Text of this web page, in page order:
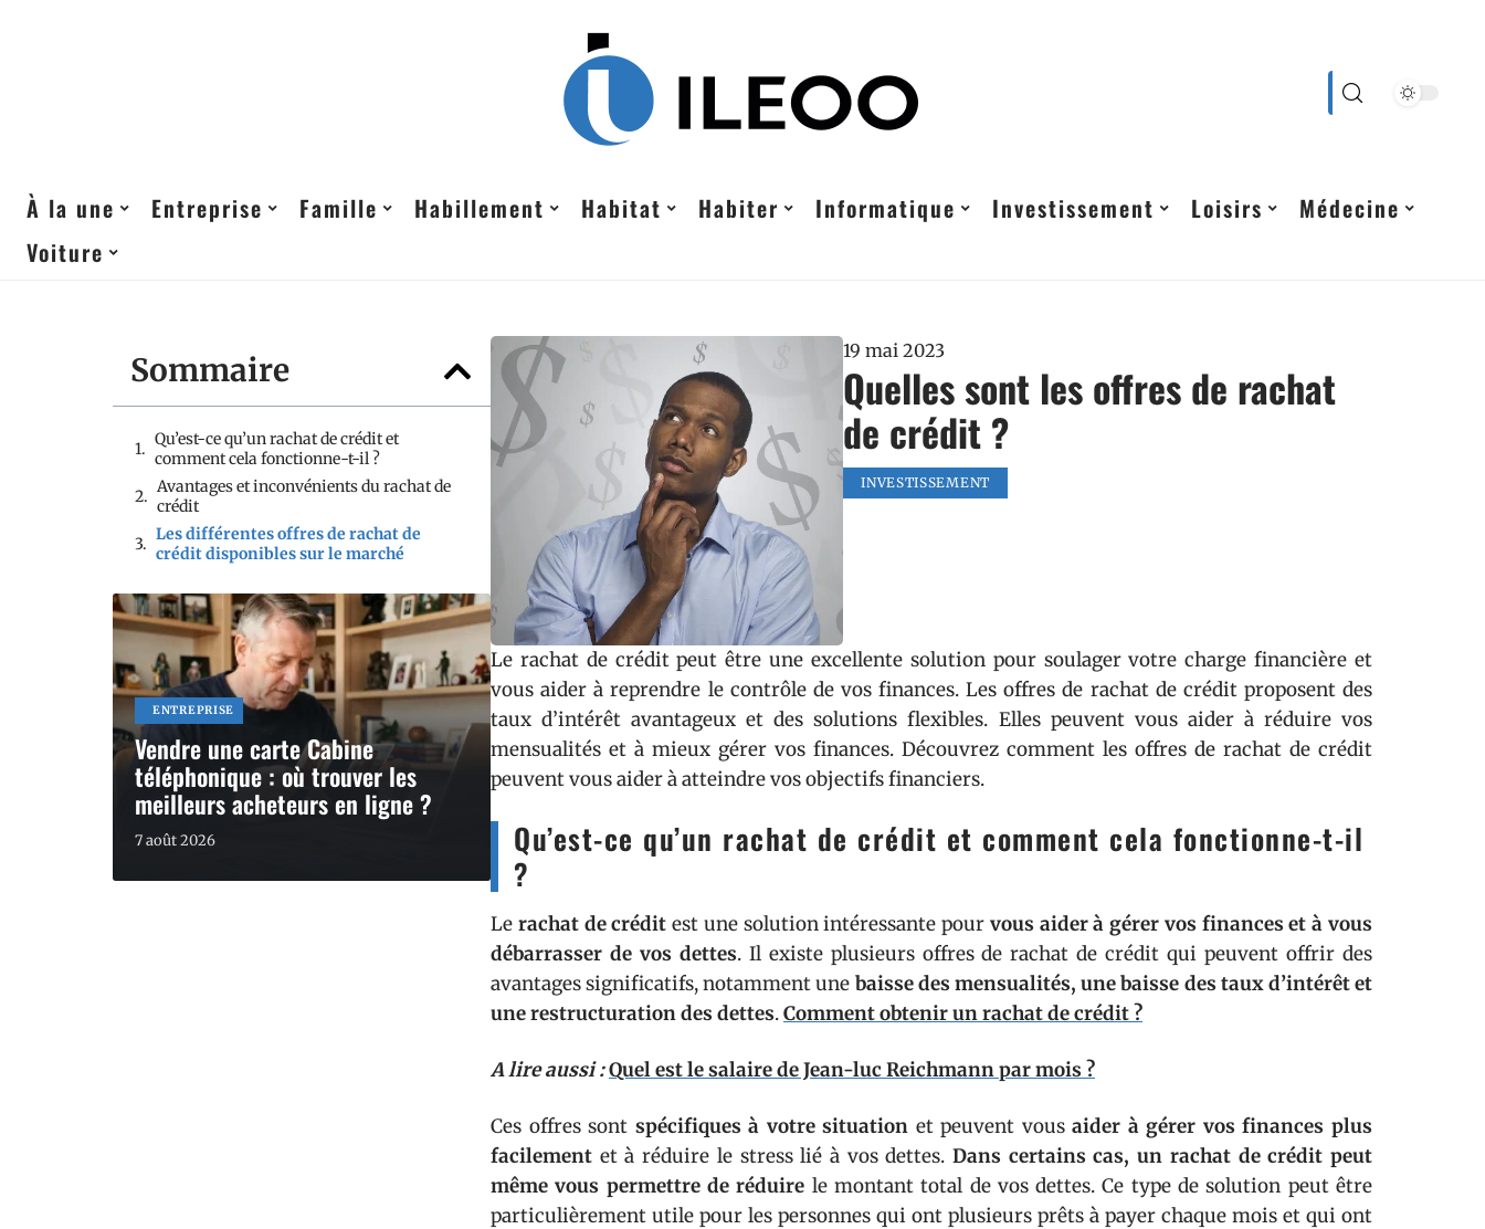
À la une Entreprise Famille Habillement Habitat Habiter Informatique Investissement Loisirs
Médecine
Voiture
Sommaire
Qu’est-ce qu’un rachat de crédit et
comment cela fonctionne-t-il ?
Avantages et inconvénients du rachat de
crédit
Les différentes offres de rachat de
crédit disponibles sur le marché
ENTREPRISE
Vendre une carte Cabine
téléphonique : où trouver les
meilleurs acheteurs en ligne ?
7 août 2026
19 mai 2023
Quelles sont les offres de rachat
de crédit ?
INVESTISSEMENT
Le rachat de crédit peut être une excellente solution pour soulager votre charge financière et
vous aider à reprendre le contrôle de vos finances. Les offres de rachat de crédit proposent des
taux d’intérêt avantageux et des solutions flexibles. Elles peuvent vous aider à réduire vos
mensualités et à mieux gérer vos finances. Découvrez comment les offres de rachat de crédit
peuvent vous aider à atteindre vos objectifs financiers.
Qu’est-ce qu’un rachat de crédit et comment cela fonctionne-t-il
?
Le rachat de crédit est une solution intéressante pour vous aider à gérer vos finances et à vous
débarrasser de vos dettes. Il existe plusieurs offres de rachat de crédit qui peuvent offrir des
avantages significatifs, notamment une baisse des mensualités, une baisse des taux d’intérêt et
une restructuration des dettes.Comment obtenir un rachat de crédit ?
A lire aussi :Quel est le salaire de Jean-luc Reichmann par mois ?
Ces offres sont spécifiques à votre situation et peuvent vousaider à gérer vos finances plus
facilement et à réduire le stress lié à vos dettes.Dans certains cas, un rachat de crédit peut
même vous permettre de réduire le montant total de vos dettes. Ce type de solution peut être
particulièrement utile pour les personnes qui ont plusieurs prêts à payer chaque mois et qui ont